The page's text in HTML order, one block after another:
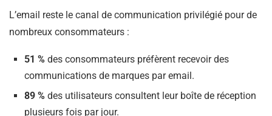
L’email reste le canal de communication privilégié pour de
nombreux consommateurs :​
51 % des consommateurs préfèrent recevoir des
communications de marques par email.
89 % des utilisateurs consultent leur boîte de réception
plusieurs fois par jour.